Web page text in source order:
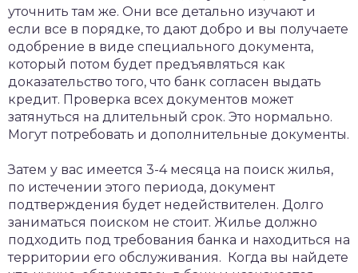
уточнить там же. Они все детально изучают и
если все в порядке, то дают добро и вы получаете
одобрение в виде специального документа,
который потом будет предъявляться как
доказательство того, что банк согласен выдать
кредит. Проверка всех документов может
затянуться на длительный срок. Это нормально.
Могут потребовать и дополнительные документы.
Затем у вас имеется 3-4 месяца на поиск жилья,
по истечении этого периода, документ
подтверждения будет недействителен. Долго
заниматься поиском не стоит. Жилье должно
подходить под требования банка и находиться на
территории его обслуживания. Когда вы найдете